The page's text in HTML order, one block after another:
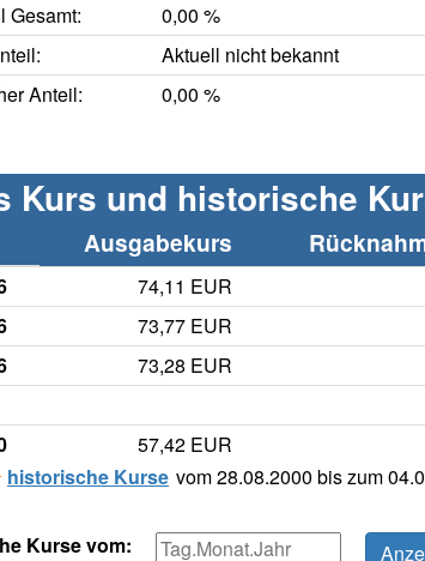
Gesamt:
0,00 %
Aktuell nicht bekannt
Anteil:
0,00 %
Kurs und historische
Ausgabekurs
74,11 EUR
73,77 EUR
73,28 EUR
57,42 EUR
historische Kurse vom 28.08.2000 bis zum
Kurse vom: